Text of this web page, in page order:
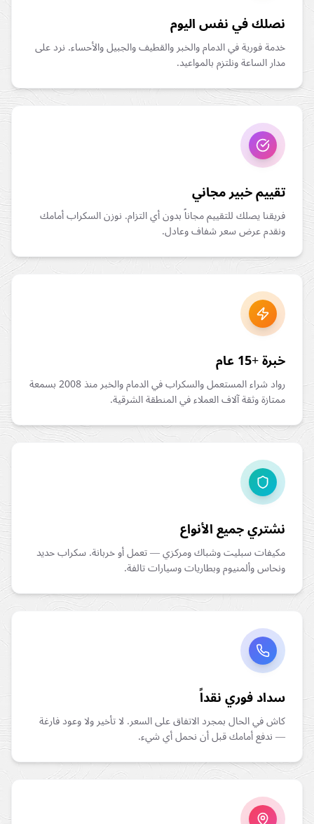
نصلك في نفس اليوم
خدمة فورية في الدمام والخبر والقطيف والجبيل والأحساء. نرد على
مدار الساعة ونلتزم بالمواعيد.
تقييم خبير مجاني
فريقنا يصلك للتقييم مجاناً بدون أي التزام. نوزن السكراب أمامك
ونقدم عرض سعر شفاف وعادل.
خبرة +15 عام
رواد شراء المستعمل والسكراب في الدمام والخبر منذ 2008 بسمعة
ممتازة وثقة آلاف العملاء في المنطقة الشرقية.
نشتري جميع الأنواع
مكيفات سبليت وشباك ومركزي — تعمل أو خربانة. سكراب حديد
ونحاس وألمنيوم وبطاريات وسيارات تالفة.
سداد فوري نقداً
كاش في الحال بمجرد الاتفاق على السعر. لا تأخير ولا وعود فارغة
— ندفع أمامك قبل أن نحمل أي شيء.